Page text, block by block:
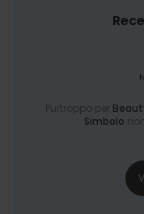
Purtroppo per
Simbolo